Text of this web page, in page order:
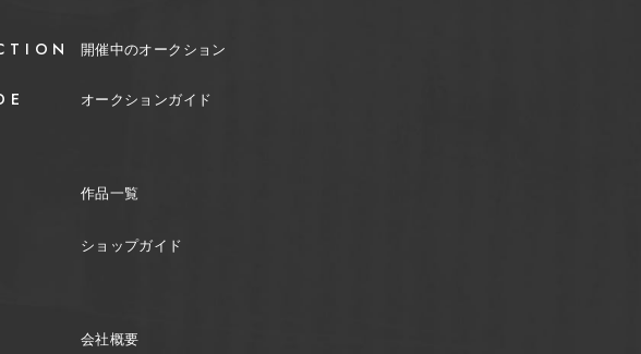
開催中のオークション
オークションガイド
作品一覧
ショップガイド
会社概要